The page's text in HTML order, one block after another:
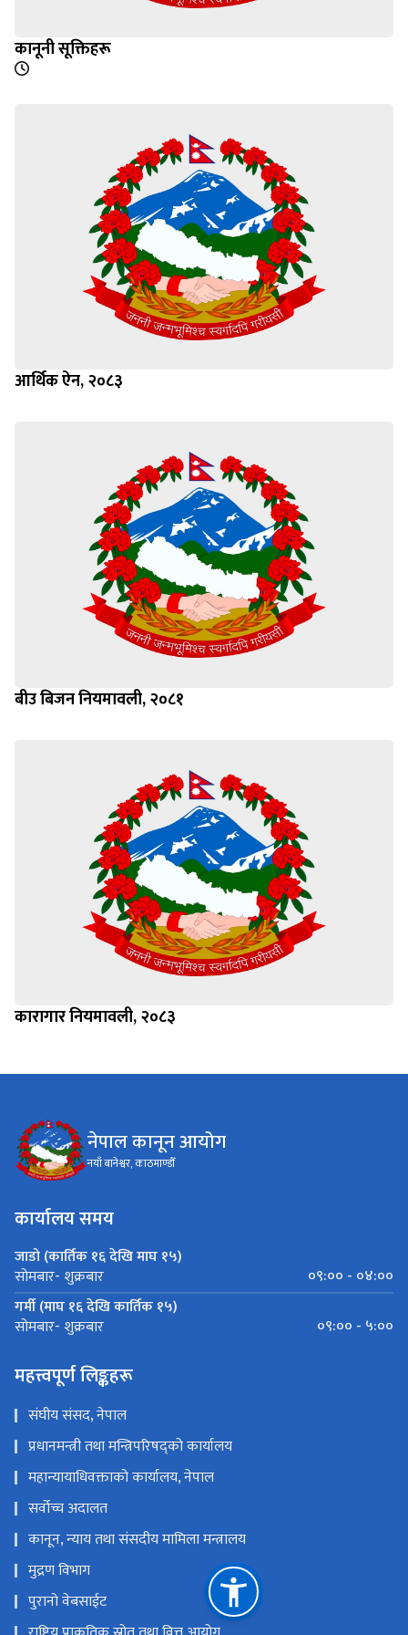
कानूनी सूक्तिहरू
आर्थिक ऐन, २०८३
बीउ बिजन नियमावली, २०८१
कारागार नियमावली, २०८३
नेपाल कानून आयोग
नयाँ बानेश्वर, काठमाण्डौँ
कार्यालय समय
जाडो (कार्तिक १६ देखि माघ १५)
सोमबार- शुक्रबार
०९:०० - ०४:००
गर्मी (माघ १६ देखि कार्तिक १५)
सोमबार- शुक्रबार ०९:०० - ५:००
महत्त्वपूर्ण लिङ्कहरू
संघीय संसद, नेपाल
प्रधानमन्त्री तथा मन्त्रिपरिषद्को कार्यालय
महान्यायाधिवक्ताको कार्यालय, नेपाल
सर्वोच्च अदालत
कानून, न्याय तथा संसदीय मामिला मन्त्रालय
मुद्रण विभाग
पुरानो वेबसाईट